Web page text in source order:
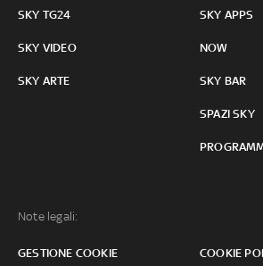
SKY TG24
SKY VIDEO
SKY ARTE
SKY APPS
NOW
SKY BAR
SPAZI SKY
Note legali:
GESTIONE COOKIE COOKIE